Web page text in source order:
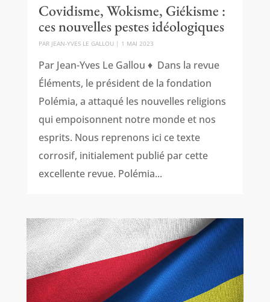
Covidisme, Wokisme, Giékisme :
ces nouvelles pestes idéologiques
PAR JEAN-YVES LE GALLOU| 1 MAI 2023
Par Jean-Yves Le Gallou ♦ Dans la revue
Éléments, le président de la fondation
Polémia, a attaqué les nouvelles religions
qui empoisonnent notre monde et nos
esprits. Nous reprenons ici ce texte
corrosif, initialement publié par cette
excellente revue. Polémia...